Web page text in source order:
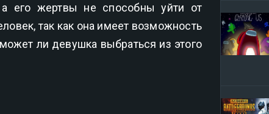
его жертвы не способны уйти от
так как она имеет возможность
ли девушка выбраться из этого